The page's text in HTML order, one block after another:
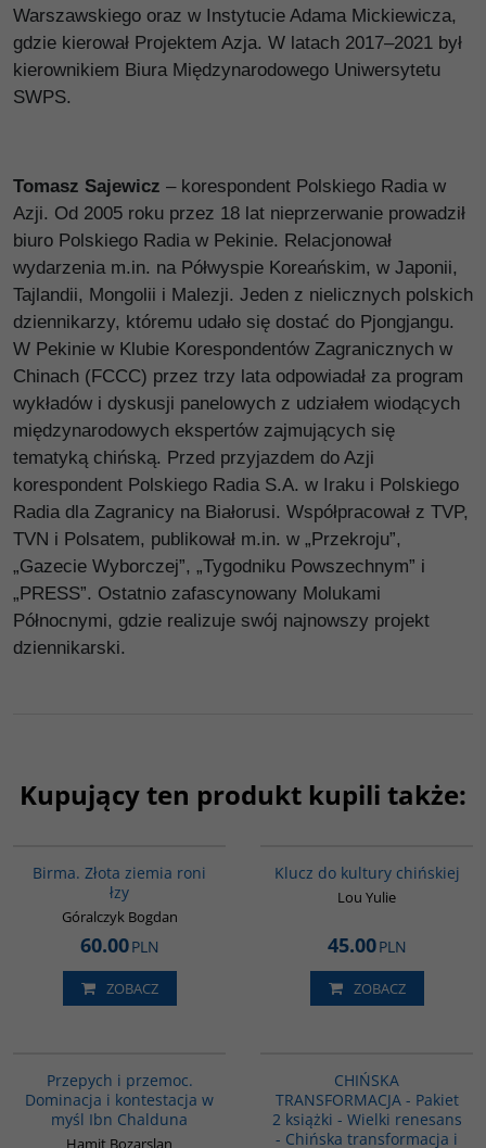
Warszawskiego oraz w Instytucie Adama Mickiewicza,
gdzie kierował Projektem Azja. W latach 2017–2021 był
kierownikiem Biura Międzynarodowego Uniwersytetu
SWPS.
Tomasz Sajewicz – korespondent Polskiego Radia w
Azji. Od 2005 roku przez 18 lat nieprzerwanie prowadził
biuro Polskiego Radia w Pekinie. Relacjonował
wydarzenia m.in. na Półwyspie Koreańskim, w Japonii,
Tajlandii, Mongolii i Malezji. Jeden z nielicznych polskich
dziennikarzy, któremu udało się dostać do Pjongjangu.
W Pekinie w Klubie Korespondentów Zagranicznych w
Chinach (FCCC) przez trzy lata odpowiadał za program
wykładów i dyskusji panelowych z udziałem wiodących
międzynarodowych ekspertów zajmujących się
tematyką chińską. Przed przyjazdem do Azji
korespondent Polskiego Radia S.A. w Iraku i Polskiego
Radia dla Zagranicy na Białorusi. Współpracował z TVP,
TVN i Polsatem, publikował m.in. w „Przekroju”,
„Gazecie Wyborczej”, „Tygodniku Powszechnym” i
„PRESS”. Ostatnio zafascynowany Molukami
Północnymi, gdzie realizuje swój najnowszy projekt
dziennikarski.
Kupujący ten produkt kupili także:
Birma. Złota ziemia roni
łzy
Góralczyk Bogdan
60.00PLN
ZOBACZ
Klucz do kultury chińskiej
Lou Yulie
45.00PLN
ZOBACZ
Przepych i przemoc.
Dominacja i kontestacja w
myśl Ibn Chalduna
Hamit Bozarslan
CHIŃSKA
TRANSFORMACJA - Pakiet
2 książki - Wielki renesans
- Chińska transformacja i